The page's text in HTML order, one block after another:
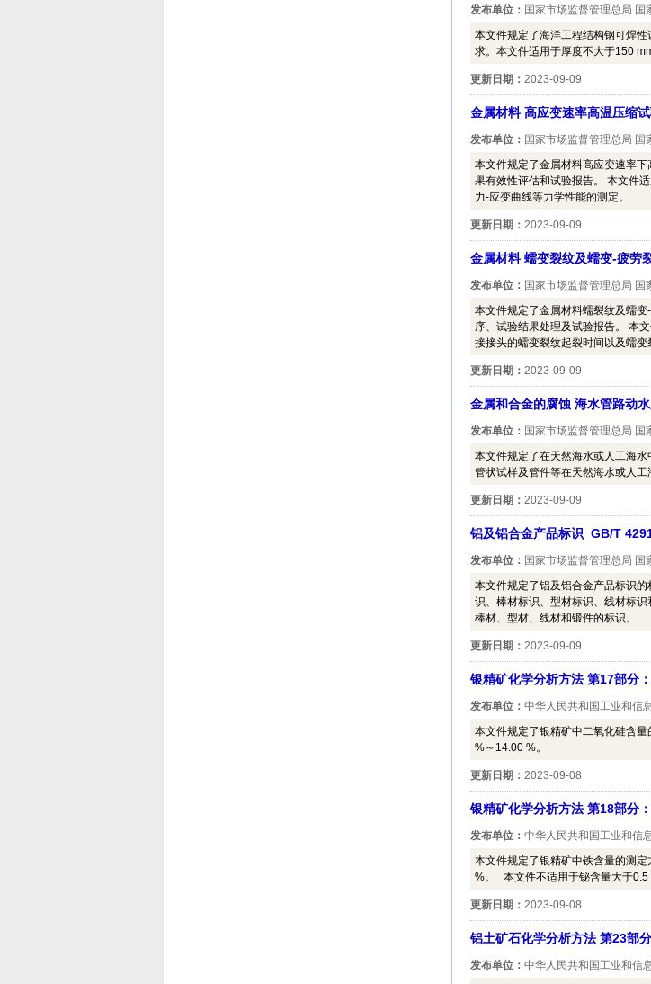
发布单位： 国家市场监督管理总局
本文件规定了海洋工程结构钢可焊
求。本文件适用于厚度不大于150
更新日期： 2023-09-09
金属材料 高应变速率高温压缩
发布单位： 国家市场监督管理总局
本文件规定了金属材料高应变速率
果有效性评估和试验报告。 本文件
力-应变曲线等力学性能的测定。
更新日期： 2023-09-09
金属材料 蠕变裂纹及蠕变-疲
发布单位： 国家市场监督管理总局
本文件规定了金属材料蠕裂纹及蠕
序、试验结果处理及试验报告。 本
接接头的蠕变裂纹起裂时间以及蠕
更新日期： 2023-09-09
金属和合金的腐蚀 海水管路动
发布单位： 国家市场监督管理总局
本文件规定了在天然海水或人工海
管状试样及管件等在天然海水或人工
更新日期： 2023-09-09
铝及铝合金产品标识 GB/T
发布单位： 国家市场监督管理总局
本文件规定了铝及铝合金产品标识
识、棒材标识、型材标识、线材标
棒材、型材、线材和锻件的标识。
更新日期： 2023-09-09
银精矿化学分析方法 第17部分
发布单位： 中华人民共和国工业和
本文件规定了银精矿中二氧化硅含
%～14.00 %。
更新日期： 2023-09-08
银精矿化学分析方法 第18部分
发布单位： 中华人民共和国工业和
本文件规定了银精矿中铁含量的测
%。 本文件不适用于铋含量大于0.5
更新日期： 2023-09-08
铝土矿石化学分析方法 第23部
发布单位： 中华人民共和国工业和